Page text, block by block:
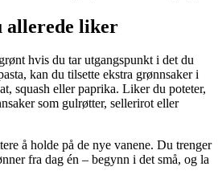
allerede liker
hvis du tar utgangspunkt i det du
kan du tilsette ekstra grønnsaker i
squash eller paprika. Liker du poteter,
som gulrøtter, sellerirot eller
å holde på de nye vanene. Du trenger
fra dag én – begynn i det små, og la